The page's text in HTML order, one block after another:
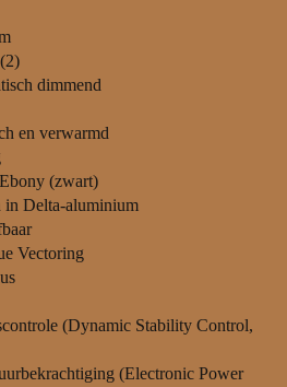
dimmend
en verwarmd
(zwart)
in Delta-aluminium
Vectoring
(Dynamic Stability Control,
(Electronic Power